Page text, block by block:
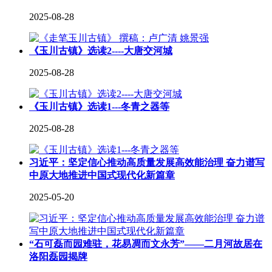
2025-08-28
《玉川古镇》选读2----大唐交河城
2025-08-28
《玉川古镇》选读1---冬青之器等
2025-08-28
习近平：坚定信心推动高质量发展高效能治理 奋力谱写
中原大地推进中国式现代化新篇章
2025-05-20
“石可磊而园难驻，花易凋而文永芳”——二月河故居在
洛阳磊园揭牌